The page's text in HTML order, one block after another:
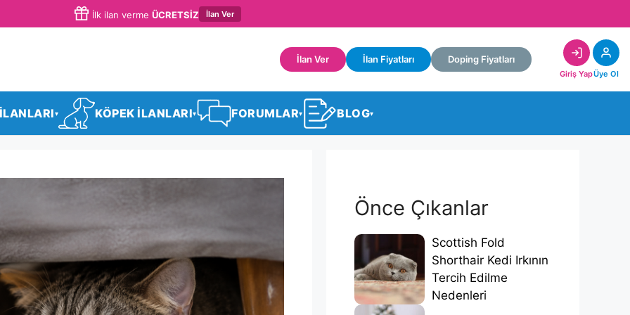
İlk ilan verme ÜCRETSİZ İlan Ver
İlan Ver İlan Fiyatları Doping Fiyatları
Giriş YapÜye Ol
▾ KÖPEK İLANLARI▾ FORUMLAR▾ BLOG▾
Önce Çıkanlar
Scottish Fold
Shorthair Kedi Irkının
Tercih Edilme
Nedenleri